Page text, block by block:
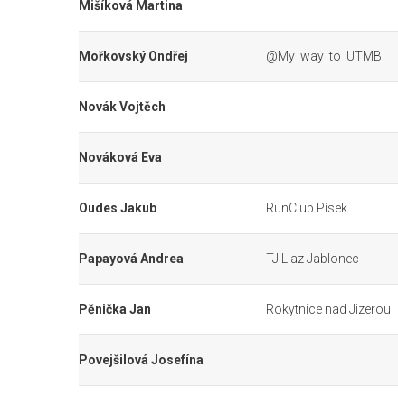
Mišíková Martina
Mořkovský Ondřej @My_way_to_UTMB
Novák Vojtěch
Nováková Eva
Oudes Jakub RunClub Písek
Papayová Andrea TJ Liaz Jablonec
Pěnička Jan Rokytnice nad Jizerou
Povejšilová Josefína